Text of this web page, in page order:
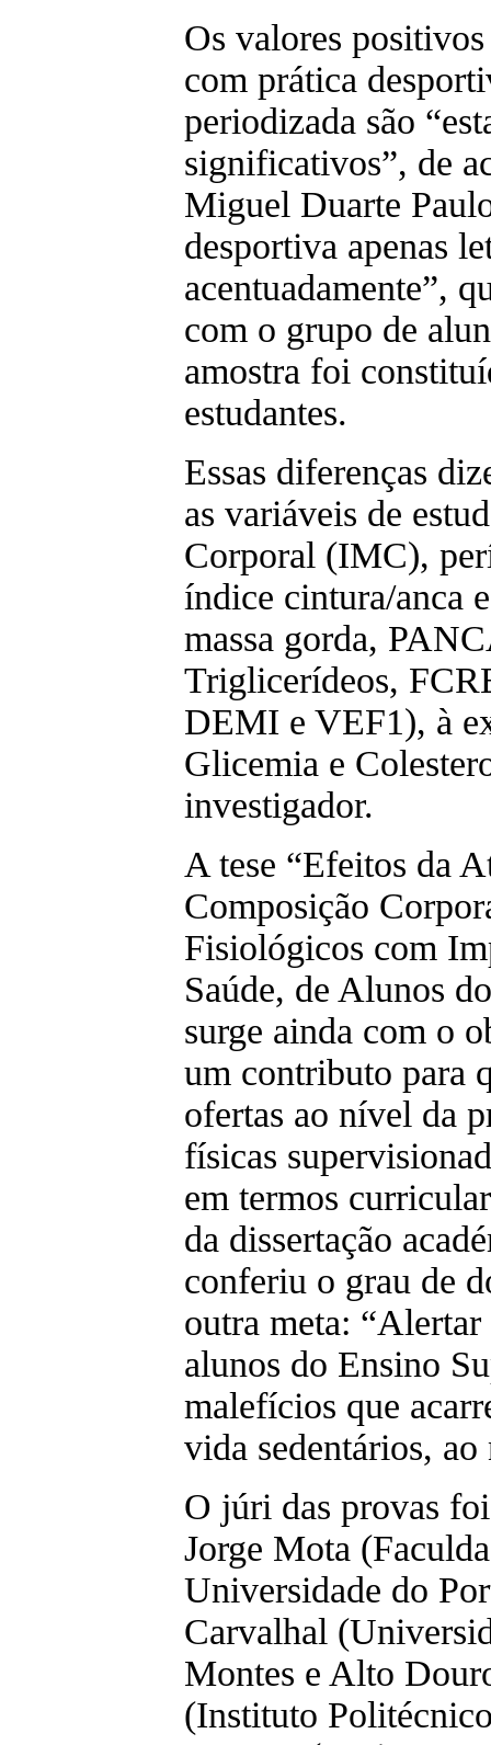
Os valores
com prática
periodizada são
significativos”, de
Miguel Duarte
desportiva apenas
acentuadamente”,
com o grupo de
amostra foi
estudantes.
Essas diferenças
as variáveis de
Corporal (IMC),
índice cintura/anca
massa gorda,
Triglicerídeos,
DEMI e VEF1), à
Glicemia e
investigador.
A tese “Efeitos da
Composição
Fisiológicos com
Saúde, de Alunos
surge ainda com o
um contributo para
ofertas ao nível da
físicas
em termos
da dissertação
conferiu o grau de
outra meta:
alunos do Ensino
malefícios que
vida sedentários,
O júri das provas
Jorge Mota
Universidade do
Carvalhal
Montes e Alto
(Instituto